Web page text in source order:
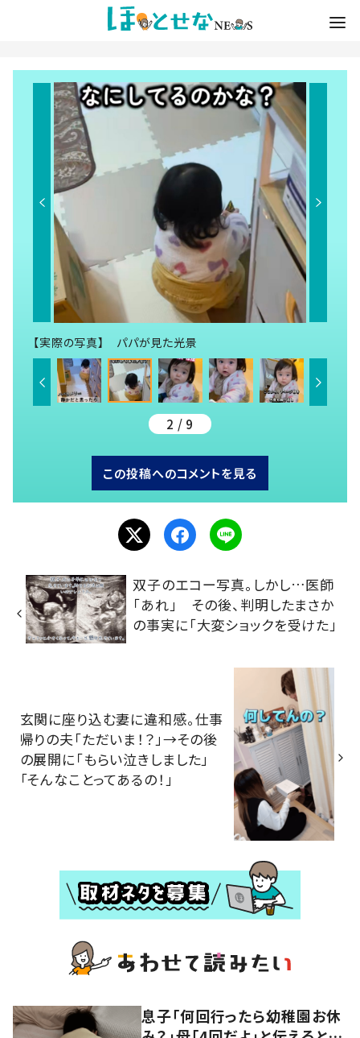
【実際の写真】 パパが見た光景
2 / 9
この投稿へのコメントを見る
双子のエコー写真。しかし…医師
「あれ」 その後、判明したまさか
の事実に「大変ショックを受けた」
玄関に座り込む妻に違和感。仕事
帰りの夫「ただいま！？」→その後
の展開に「もらい泣きしました」
「そんなことってあるの！」
息子「何回行ったら幼稚園お休